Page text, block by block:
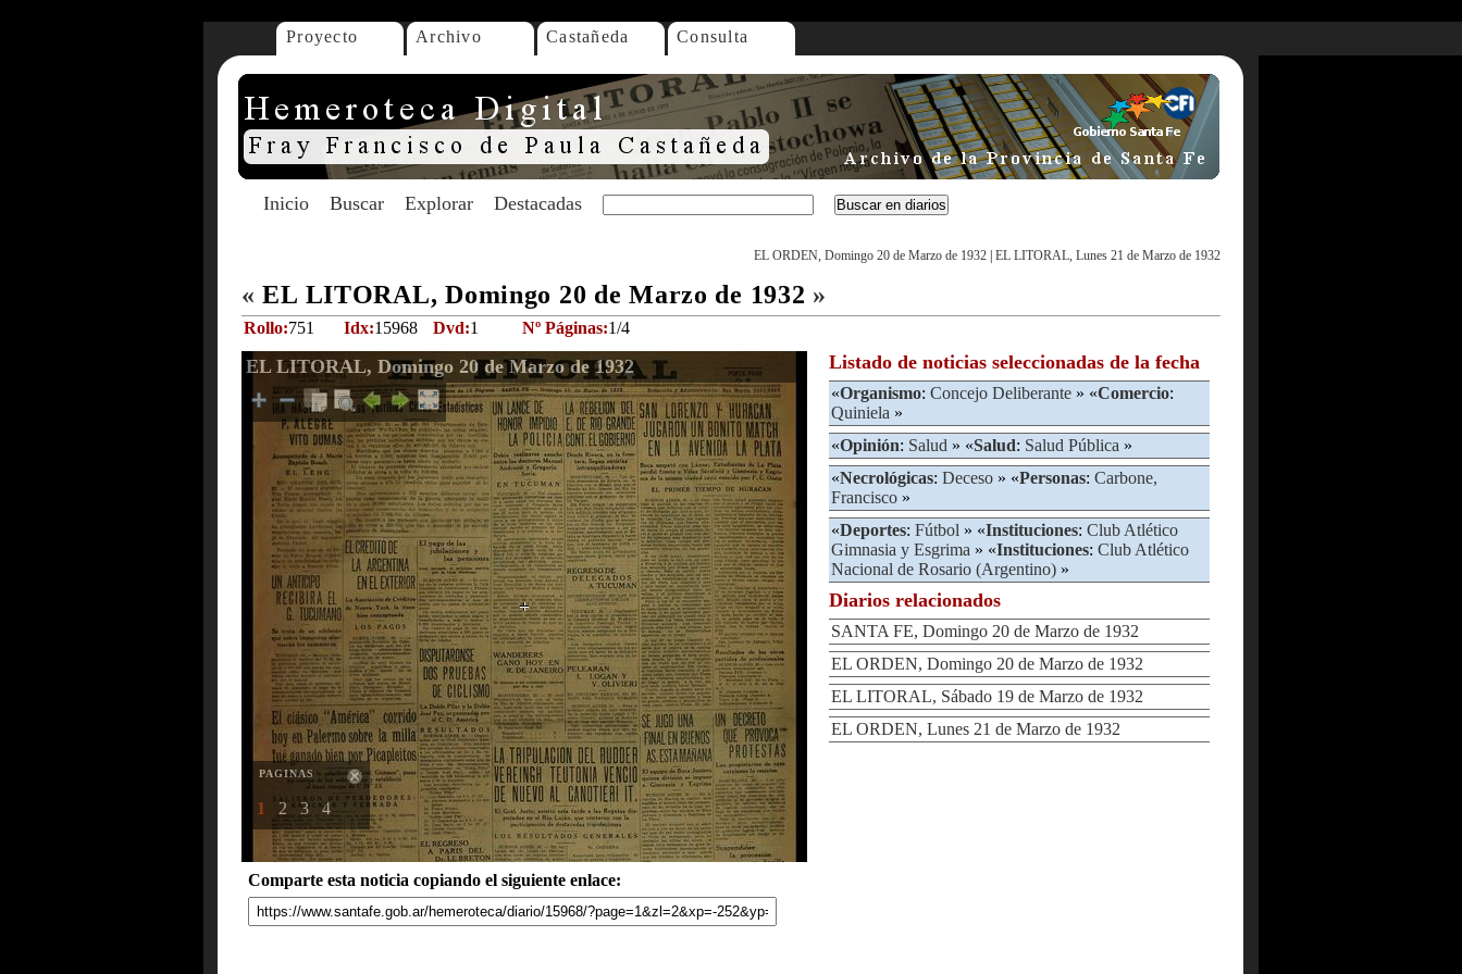
Proyecto Archivo Castañeda Consulta
Inicio Buscar Explorar Destacadas
EL ORDEN, Domingo 20 de Marzo de 1932 EL LITORAL, Lunes 21 de Marzo de 1932
« EL LITORAL, Domingo 20 de Marzo de 1932 »
Rollo:751 Idx:15968 Dvd:1 Nº Páginas:1/4
EL LITORAL, Domingo 20 de Marzo de 1932
PAGINAS
1 2 3 4
Comparte esta noticia copiando el siguiente enlace:
Listado de noticias seleccionadas de la fecha
«Organismo: Concejo Deliberante » «Comercio:
Quiniela »
«Opinión: Salud » «Salud: Salud Pública »
«Necrológicas: Deceso » «Personas: Carbone,
Francisco »
«Deportes: Fútbol » «Instituciones: Club Atlético
Gimnasia y Esgrima » «Instituciones: Club Atlético
Nacional de Rosario (Argentino) »
Diarios relacionados
SANTA FE, Domingo 20 de Marzo de 1932
EL ORDEN, Domingo 20 de Marzo de 1932
EL LITORAL, Sábado 19 de Marzo de 1932
EL ORDEN, Lunes 21 de Marzo de 1932